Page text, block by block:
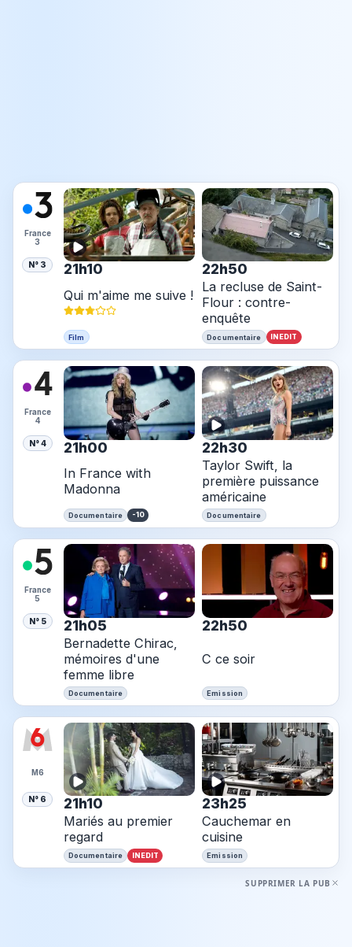
France
3
N° 3 21h10
Qui m'aime me suive !
Film
22h50
La recluse de Saint-
Flour : contre-
enquête
Documentaire INEDIT
France
4
N° 4 21h00
In France with
Madonna
Documentaire -10
22h30
Taylor Swift, la
première puissance
américaine
Documentaire
France
5
N° 5 21h05
Bernadette Chirac,
mémoires d'une
femme libre
Documentaire
22h50
C ce soir
Emission
M6
N° 6 21h10
Mariés au premier
regard
Documentaire INEDIT
23h25
Cauchemar en
cuisine
Emission
SUPPRIMER LA PUB